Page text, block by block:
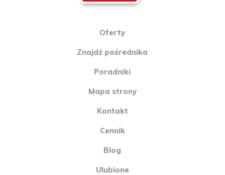
Oferty
Znajdź pośrednika
Poradniki
Mapa strony
Kontakt
Cennik
Blog
Ulubione